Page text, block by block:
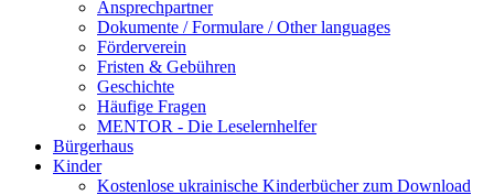
Ansprechpartner
Dokumente / Formulare / Other languages
Förderverein
Fristen & Gebühren
Geschichte
Häufige Fragen
MENTOR - Die Leselernhelfer
Bürgerhaus
Kinder
Kostenlose ukrainische Kinderbücher zum Download